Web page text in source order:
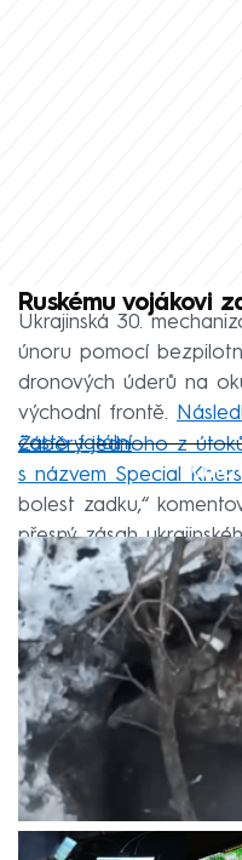
Ruskému vojákovi
Ukrajinská 30.
únoru pomocí
dronových úderů na
východní frontě.
často fatální.
Záběry jednoho z
s názvem Special
bolest zadku,“
přesný zásah